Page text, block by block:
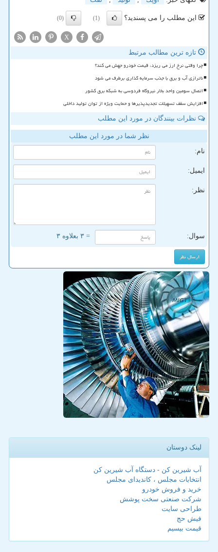
این مطلب را می پسندید؟ (1)
(0)
X
تازه ترین مطالب مرتبط
چرا وقتی نرخ ارز می ریزد، قیمت خودرو جهش می کند؟
ناترازی آب و برق با جذب سرمایه گذاری برطرف می شود
اتصال سومین واحد بخار نیروگاه فردوسی به شبکه برق کشور
افزایش سقف تسهیلات تجدیدپذیرها و حمایت ویژه از توان تولید داخلی
نظرات بینندگان در مورد این مطلب
نظر شما در مورد این مطلب
نام:
ایمیل:
نظر:
سوال: = ۳ بعلاوه ۳
لینک دوستان
آب شیرین کن - دستگاه آب شیرین کن
انتخابات مجلس ، کاندیدای مجلس
خرید و فروش خودرو
شرکت صنعتی سخت پوشش
طراحی سایت
فیش حج
قیمت بیسیم